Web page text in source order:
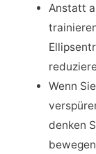
Anstatt
Wenn
denken